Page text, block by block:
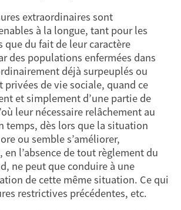
extraordinaires sont
à la longue, tant pour les
que du fait de leur caractère
des populations enfermées dans
déjà surpeuplés ou
privées de vie sociale, quand ce
et simplement d’une partie de
leur nécessaire relâchement au
temps, dès lors que la situation
ou semble s’améliorer,
l’absence de tout règlement du
ne peut que conduire à une
de cette même situation. Ce qui
restrictives précédentes, etc.